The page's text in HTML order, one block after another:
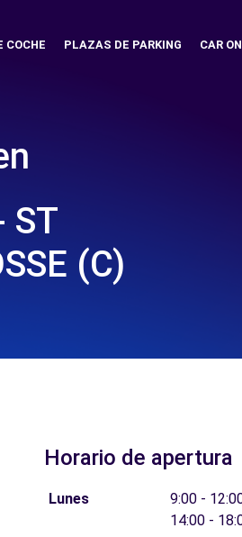
COCHE PLAZAS DE PARKING CAR
ST
(C)
Horario de apertura
Lunes
9:00 -
14:00 -